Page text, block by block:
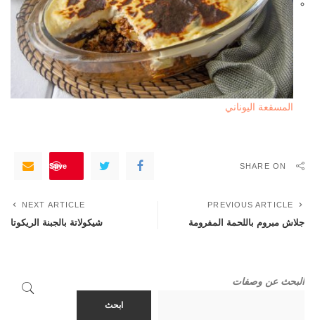
المسقعة اليوناني
SHARE ON
Save
PREVIOUS ARTICLE
جلاش مبروم باللحمة المفرومة
NEXT ARTICLE
شيكولاتة بالجبنة الريكوتا
البحث عن وصفات
ابحث